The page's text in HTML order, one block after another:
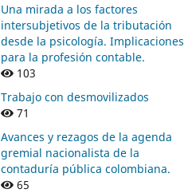
Una mirada a los factores
intersubjetivos de la tributación
desde la psicología. Implicaciones
para la profesión contable.
103
Trabajo con desmovilizados
71
Avances y rezagos de la agenda
gremial nacionalista de la
contaduría pública colombiana.
65